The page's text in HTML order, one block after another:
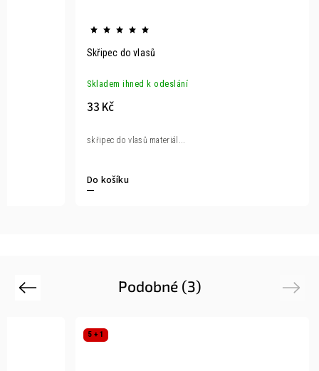
Skřipec do vlasů
Skladem ihned k odeslání
33 Kč
Do košíku
skřipec do vlasů materiál...
Podobné (3)
Previous
5 + 1
Next